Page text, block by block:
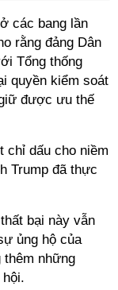
các bang lần
rằng đảng Dân
Tổng thống
quyền kiểm soát
được ưu thế
chỉ dấu cho niềm
Trump đã thực
bại này vẫn
ủng hộ của
thêm những